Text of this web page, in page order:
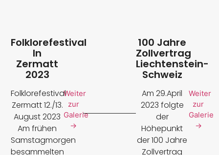
Folklorefestival
In
Zermatt
2023
Folklorefestival
Zermatt 12./13.
August 2023
Am frühen
Samstagmorgen
besammelten
Weiter
zur
Galerie
→
100 Jahre
Zollvertrag
Liechtenstein-
Schweiz
Am 29.April
2023 folgte
der
Höhepunkt
der 100 Jahre
Zollvertrag
Weiter
zur
Galerie
→